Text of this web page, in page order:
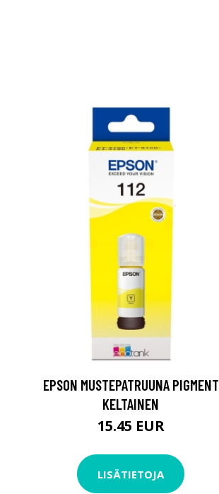
EPSON MUSTEPATRUUNA PIGMENT
KELTAINEN
15.45 EUR
LISÄTIETOJA